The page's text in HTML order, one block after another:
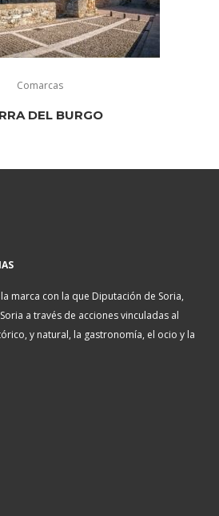
Comarcas
DEL BURGO
marca con la que Diputación de Soria,
a través de acciones vinculadas al
y natural, la gastronomía, el ocio y la